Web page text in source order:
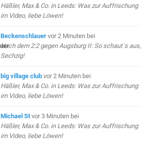
Häßler, Max & Co. in Leeds: Was zur Auffrischung
im Video, liebe Löwen!
Beckenschlauer vor 2 Minuten bei
Nach dem 2:2 gegen Augsburg II: So schaut`s aus,
Sechzig!
big village club vor 2 Minuten bei
Häßler, Max & Co. in Leeds: Was zur Auffrischung
im Video, liebe Löwen!
Michael St vor 3 Minuten bei
Häßler, Max & Co. in Leeds: Was zur Auffrischung
im Video, liebe Löwen!